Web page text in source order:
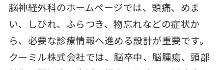
脳神経外科のホームページでは、頭痛、めま
い、しびれ、ふらつき、物忘れなどの症状か
ら、必要な診療情報へ進める設計が重要です。
クーミル株式会社では、脳卒中、脳腫瘍、頭部